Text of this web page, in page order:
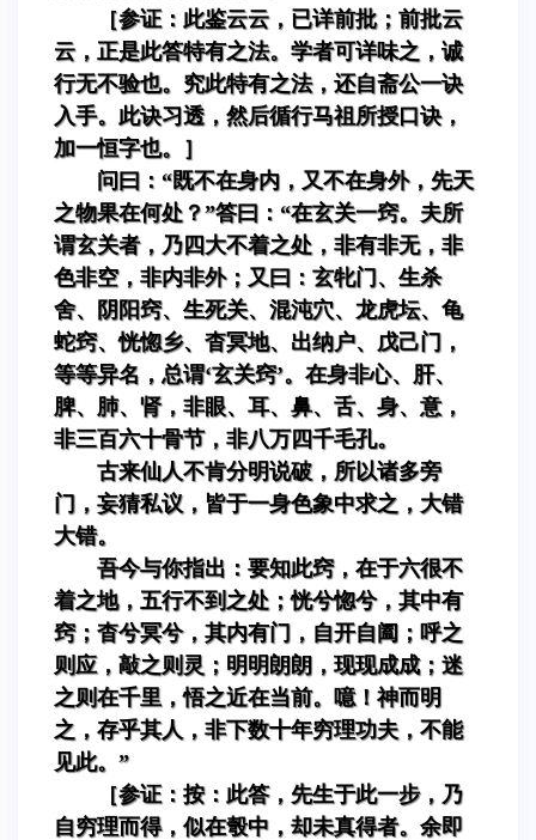
［参证：此鉴云云，已详前批；前批云
云，正是此答特有之法。学者可详味之，诚
行无不验也。究此特有之法，还自斋公一诀
入手。此诀习透，然后循行马祖所授口诀，
加一恒字也。］
问曰：“既不在身内，又不在身外，先天
之物果在何处？”答曰：“在玄关一窍。夫所
谓玄关者，乃四大不着之处，非有非无，非
色非空，非内非外；又曰：玄牝门、生杀
舍、阴阳窍、生死关、混沌穴、龙虎坛、龟
蛇窍、恍惚乡、杳冥地、出纳户、戊己门，
等等异名，总谓‘玄关窍’。在身非心、肝、
脾、肺、肾，非眼、耳、鼻、舌、身、意，
非三百六十骨节，非八万四千毛孔。
古来仙人不肯分明说破，所以诸多旁
门，妄猜私议，皆于一身色象中求之，大错
大错。
吾今与你指出：要知此窍，在于六很不
着之地，五行不到之处；恍兮惚兮，其中有
窍；杳兮冥兮，其内有门，自开自阖；呼之
则应，敲之则灵；明明朗朗，现现成成；迷
之则在千里，悟之近在当前。噫！神而明
之，存乎其人，非下数十年穷理功夫，不能
见此。”
［参证：按：此答，先生于此一步，乃
自穷理而得，似在彀中，却未真得者。余即